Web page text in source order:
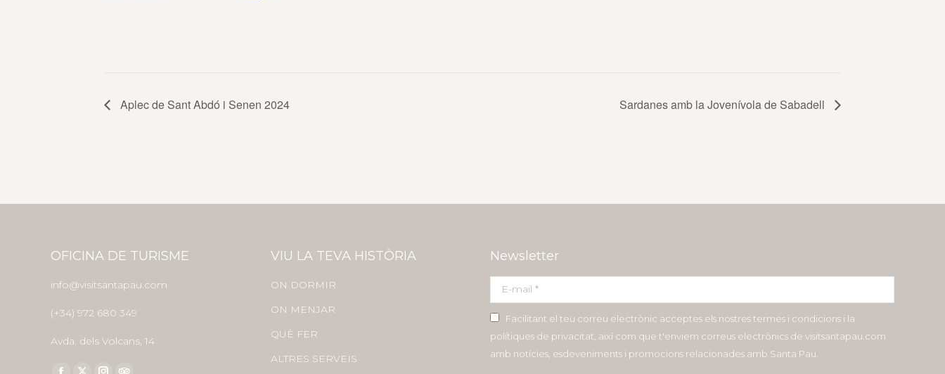
Aplec de Sant Abdó i Senen 2024 Sardanes amb la Jovenívola de Sabadell
OFICINA DE TURISME
info@visitsantapau.com
(+34) 972 680 349
Avda. dels Volcans, 14
Find us on:
VIU LA TEVA HISTÒRIA
ON DORMIR
ON MENJAR
QUÈ FER
ALTRES SERVEIS
Newsletter
E-mail *
Facilitant el teu correu electrònic acceptes els nostres termes i condicions i la
polítiques de privacitat, així com que t'enviem correus electrònics de visitsantapau.com
amb notícies, esdeveniments i promocions relacionades amb Santa Pau.